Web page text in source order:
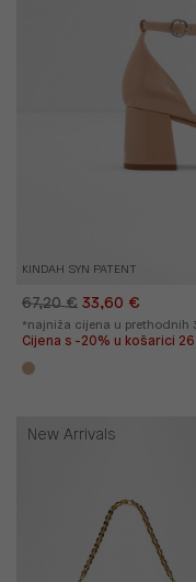
KINDAH SYN PATENT
67,20 € 33,60 €
*najniža cijena u prethodnih
Cijena s -20% u košarici
New Arrivals